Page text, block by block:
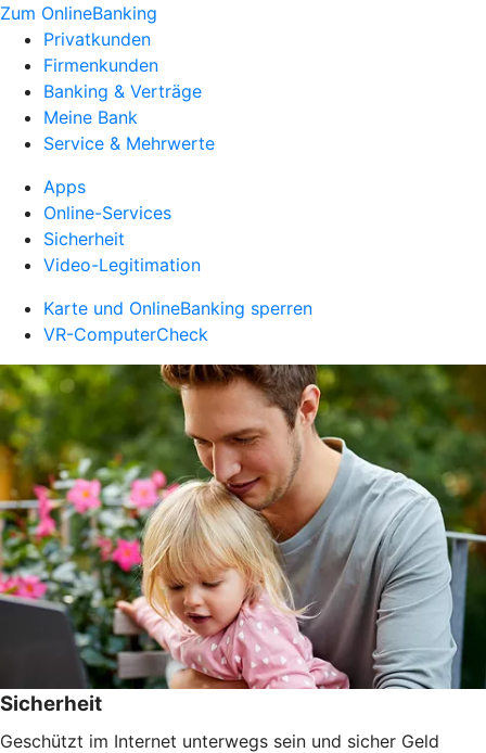
Zum OnlineBanking
Privatkunden
Firmenkunden
Banking & Verträge
Meine Bank
Service & Mehrwerte
Apps
Online-Services
Sicherheit
Video-Legitimation
Karte und OnlineBanking sperren
VR-ComputerCheck
Sicherheit
Geschützt im Internet unterwegs sein und sicher Geld